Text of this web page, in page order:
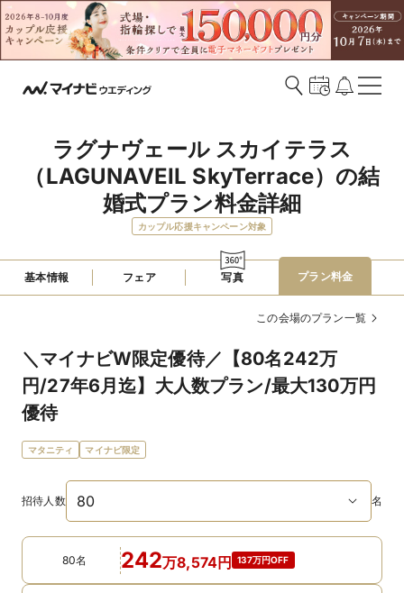
ラグナヴェール スカイテラス
（LAGUNAVEIL SkyTerrace）の結
婚式プラン料金詳細
カップル応援キャンペーン対象
基本情報 フェア 写真 プラン料金
この会場のプラン一覧
＼マイナビW限定優待／【80名242万
円/27年6月迄】大人数プラン/最大130万円
優待
マタニティ マイナビ限定
招待人数 名
80名 242万8,574円 137万円OFF